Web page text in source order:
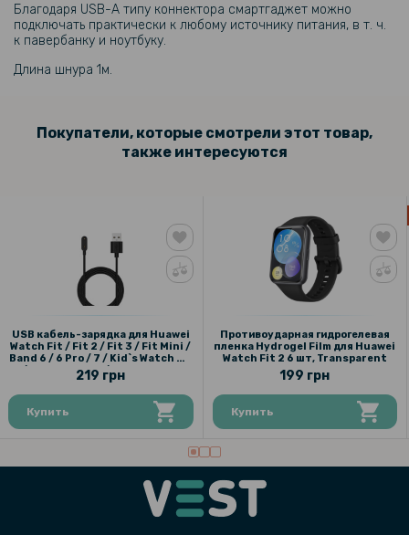
159 грн
159 грн
Watch GS3 3 шт, Transparent
159 грн
Противоударная гидрогелевая пленка Hydrogel Film для Huawei
Watch Fit 2 6 шт, Transparent
Благодаря USB-A типу коннектора смартгаджет можно
подключать практически к любому источнику питания, в т. ч.
к павербанку и ноутбуку.
Длина шнура 1м.
Покупатели, которые смотрели этот товар,
также интересуются
USB кабель-зарядка для Huawei
Watch Fit / Fit 2 / Fit 3 / Fit Mini /
Band 6 / 6 Pro / 7 / Kid`s Watch 4X
/ Honor Band 6 / Watch ES, 1м
219 грн
Купить
Противоударная гидрогелевая
пленка Hydrogel Film для Huawei
Watch Fit 2 6 шт, Transparent
199 грн
Купить